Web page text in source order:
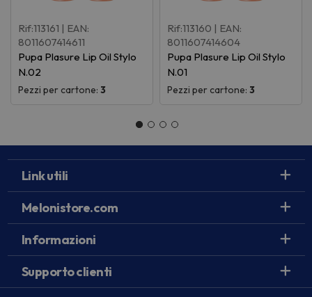
Rif:113161 | EAN:
8011607414611
Pupa Plasure Lip Oil Stylo
N.02
Pezzi per cartone:3
Rif:113160 | EAN:
8011607414604
Pupa Plasure Lip Oil Stylo
N.01
Pezzi per cartone:3
Link utili
Melonistore.com
Informazioni
Supporto clienti